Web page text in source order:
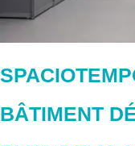
BÂTIMENT